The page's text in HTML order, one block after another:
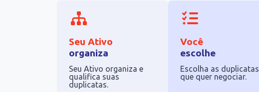
Seu Ativo
organiza
Seu Ativo organiza e
qualifica suas
duplicatas.
Você
escolhe
Escolha as duplicatas
que quer negociar.